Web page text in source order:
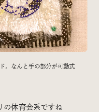
。なんと手の部分が可動式
の体育会系ですね